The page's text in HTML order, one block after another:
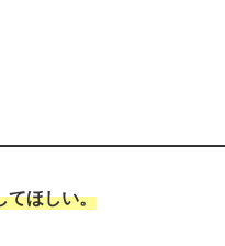
てほしい。